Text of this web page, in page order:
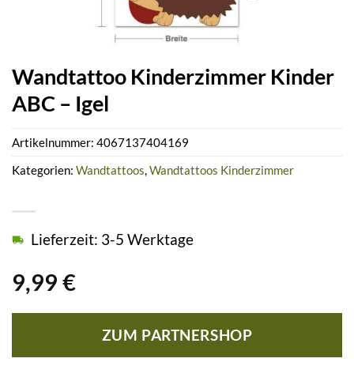
Wandtattoo Kinderzimmer Kinder
ABC – Igel
9,99 €
Lieferzeit: 3-5 Werktage
ZUM PARTNERSHOP
Artikelnummer: 4067137404169
Kategorien: Wandtattoos Wandtattoos Kinderzimmer